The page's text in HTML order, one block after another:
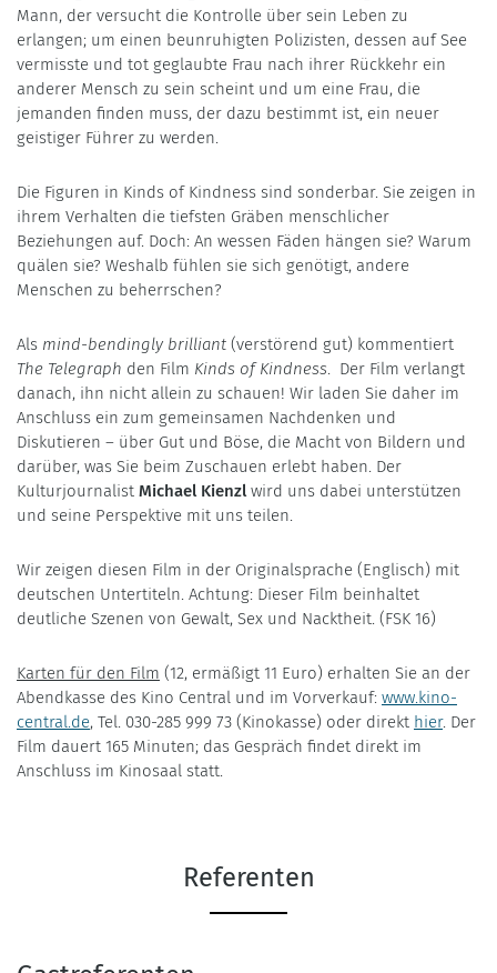
Mann, der versucht die Kontrolle über sein Leben zu
erlangen; um einen beunruhigten Polizisten, dessen auf See
vermisste und tot geglaubte Frau nach ihrer Rückkehr ein
anderer Mensch zu sein scheint und um eine Frau, die
jemanden finden muss, der dazu bestimmt ist, ein neuer
geistiger Führer zu werden.
Die Figuren in Kinds of Kindness sind sonderbar. Sie zeigen in
ihrem Verhalten die tiefsten Gräben menschlicher
Beziehungen auf. Doch: An wessen Fäden hängen sie? Warum
quälen sie? Weshalb fühlen sie sich genötigt, andere
Menschen zu beherrschen?
Als mind-bendingly brilliant (verstörend gut) kommentiert
The Telegraph den Film Kinds of Kindness. Der Film verlangt
danach, ihn nicht allein zu schauen! Wir laden Sie daher im
Anschluss ein zum gemeinsamen Nachdenken und
Diskutieren – über Gut und Böse, die Macht von Bildern und
darüber, was Sie beim Zuschauen erlebt haben. Der
Kulturjournalist Michael Kienzlwird uns dabei unterstützen
und seine Perspektive mit uns teilen.
Wir zeigen diesen Film in der Originalsprache (Englisch) mit
deutschen Untertiteln. Achtung: Dieser Film beinhaltet
deutliche Szenen von Gewalt, Sex und Nacktheit. (FSK 16)
Karten für den Film (12, ermäßigt 11 Euro) erhalten Sie an der
Abendkasse des Kino Central und im Vorverkauf: www.kino-
central.de, Tel. 030-285 999 73 (Kinokasse) oder direkt hier. Der
Film dauert 165 Minuten; das Gespräch findet direkt im
Anschluss im Kinosaal statt.
Referenten